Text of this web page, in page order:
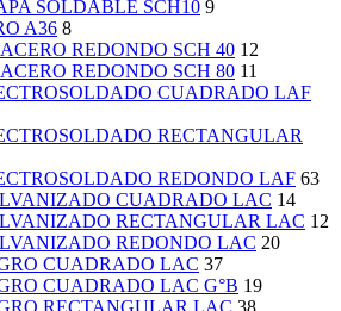
SOLDABLE SCH10 9
A36 8
REDONDO SCH 40 12
REDONDO SCH 80 11
CUADRADO LAF
RECTANGULAR
REDONDO LAF 63
CUADRADO LAC 14
RECTANGULAR LAC 12
REDONDO LAC 20
CUADRADO LAC 37
CUADRADO LAC G°B 19